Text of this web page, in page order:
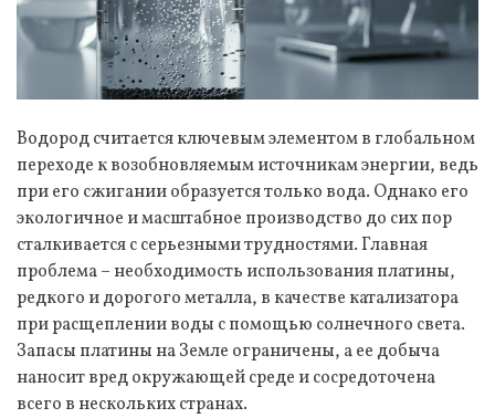
Водород считается ключевым элементом в глобальном
переходе к возобновляемым источникам энергии, ведь
при его сжигании образуется только вода. Однако его
экологичное и масштабное производство до сих пор
сталкивается с серьезными трудностями. Главная
проблема – необходимость использования платины,
редкого и дорогого металла, в качестве катализатора
при расщеплении воды с помощью солнечного света.
Запасы платины на Земле ограничены, а ее добыча
наносит вред окружающей среде и сосредоточена
всего в нескольких странах.